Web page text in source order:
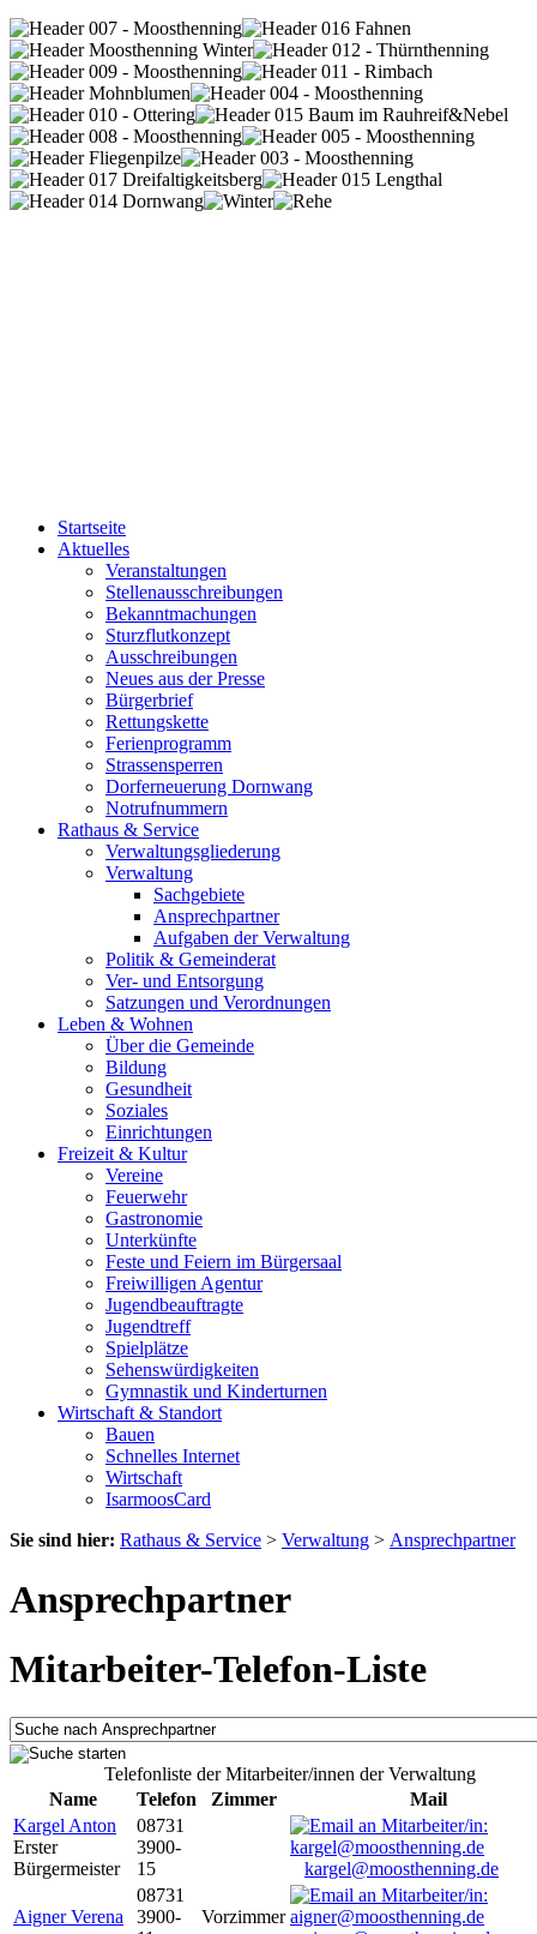
Startseite
Aktuelles
Veranstaltungen
Stellenausschreibungen
Bekanntmachungen
Sturzflutkonzept
Ausschreibungen
Neues aus der Presse
Bürgerbrief
Rettungskette
Ferienprogramm
Strassensperren
Dorferneuerung Dornwang
Notrufnummern
Rathaus & Service
Verwaltungsgliederung
Verwaltung
Sachgebiete
Ansprechpartner
Aufgaben der Verwaltung
Politik & Gemeinderat
Ver- und Entsorgung
Satzungen und Verordnungen
Leben & Wohnen
Über die Gemeinde
Bildung
Gesundheit
Soziales
Einrichtungen
Freizeit & Kultur
Vereine
Feuerwehr
Gastronomie
Unterkünfte
Feste und Feiern im Bürgersaal
Freiwilligen Agentur
Jugendbeauftragte
Jugendtreff
Spielplätze
Sehenswürdigkeiten
Gymnastik und Kinderturnen
Wirtschaft & Standort
Bauen
Schnelles Internet
Wirtschaft
IsarmoosCard
Sie sind hier: Rathaus & Service > Verwaltung > Ansprechpartner
Ansprechpartner
Mitarbeiter-Telefon-Liste
Telefonliste der Mitarbeiter/innen der Verwaltung
Name
Telefon Zimmer
Mail
Kargel Anton
Erster
Bürgermeister
08731
3900-
15
kargel@moosthenning.de
Aigner Verena
08731
3900-
Vorzimmer